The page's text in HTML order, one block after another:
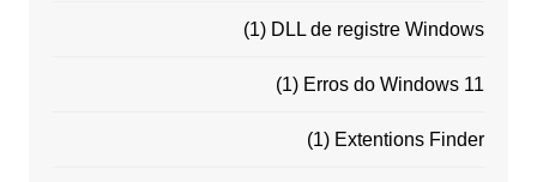
DLL de registre Windows
(1)
Erros do Windows 11
(1)
Extentions Finder
(1)